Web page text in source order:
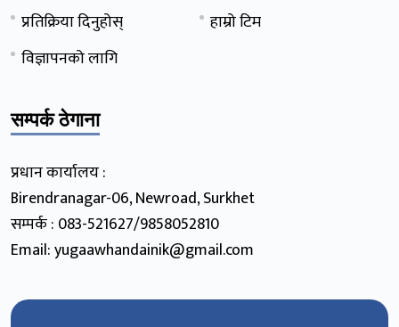
प्रतिक्रिया दिनुहोस्
हाम्रो टिम
विज्ञापनको लागि
सम्पर्क ठेगाना
प्रधान कार्यालय :
Birendranagar-06, Newroad, Surkhet
सम्पर्क : 083-521627/9858052810
Email: yugaawhandainik@gmail.com